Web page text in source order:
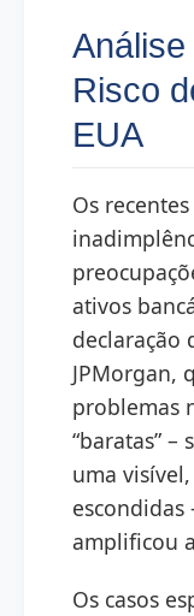
Risco
EUA
Os
ativos
declaração
JPMorgan,
problemas
“baratas”
uma
escondidas
amplificou
Os casos